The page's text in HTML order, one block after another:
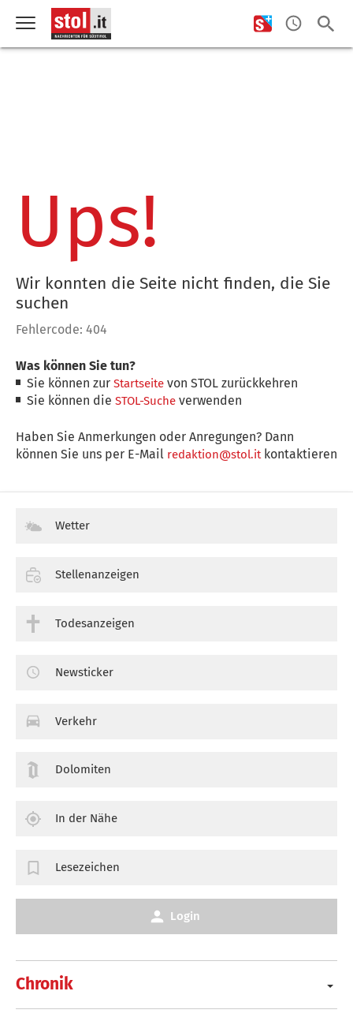
Ups!
Wir konnten die Seite nicht finden, die Sie
suchen
Fehlercode: 404
Was können Sie tun?
Sie können zurStartseite von STOL zurückkehren
Sie können dieSTOL-Suche verwenden
Haben Sie Anmerkungen oder Anregungen? Dann
können Sie uns per E-Mail redaktion@stol.itkontaktieren
Chronik
Wetter
Stellenanzeigen
Todesanzeigen
Newsticker
Verkehr
Dolomiten
In der Nähe
Lesezeichen
Login